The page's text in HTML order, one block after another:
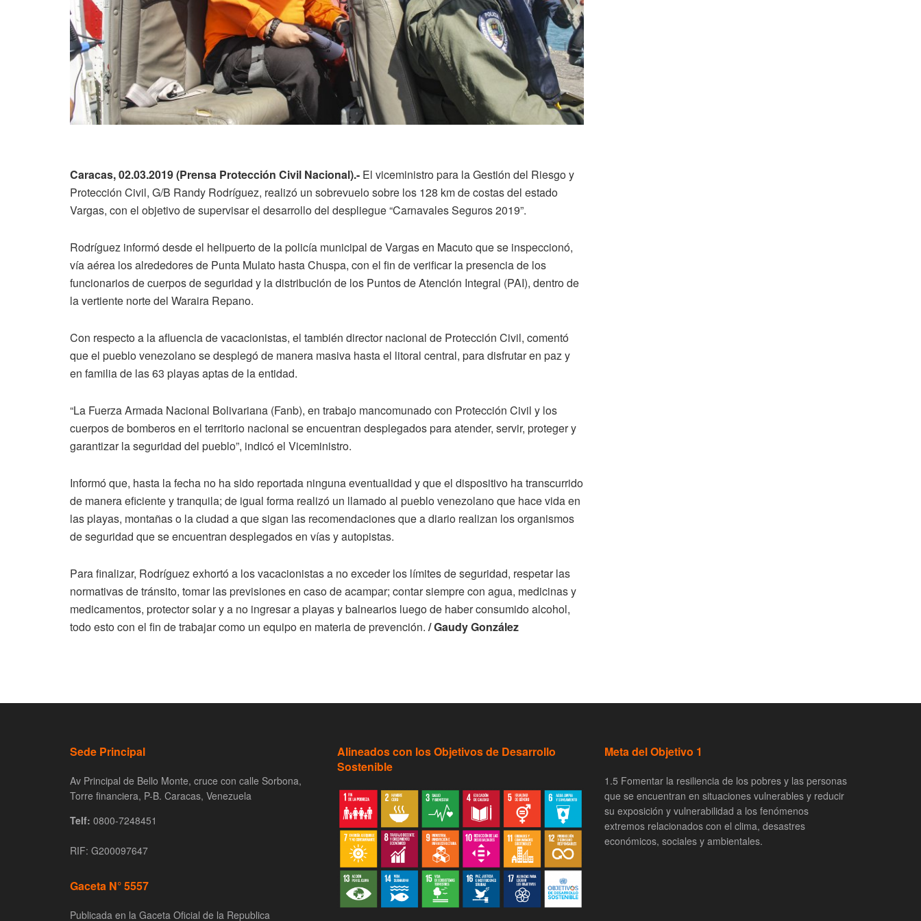
Caracas, 02.03.2019 (Prensa Protección Civil Nacional).- El viceministro para la Gestión del Riesgo y
Protección Civil, G/B Randy Rodríguez, realizó un sobrevuelo sobre los 128 km de costas del estado
Vargas, con el objetivo de supervisar el desarrollo del despliegue “Carnavales Seguros 2019”.
Rodríguez informó desde el helipuerto de la policía municipal de Vargas en Macuto que se inspeccionó,
vía aérea los alrededores de Punta Mulato hasta Chuspa, con el fin de verificar la presencia de los
funcionarios de cuerpos de seguridad y la distribución de los Puntos de Atención Integral (PAI), dentro de
la vertiente norte del Waraira Repano.
Con respecto a la afluencia de vacacionistas, el también director nacional de Protección Civil, comentó
que el pueblo venezolano se desplegó de manera masiva hasta el litoral central, para disfrutar en paz y
en familia de las 63 playas aptas de la entidad.
“La Fuerza Armada Nacional Bolivariana (Fanb), en trabajo mancomunado con Protección Civil y los
cuerpos de bomberos en el territorio nacional se encuentran desplegados para atender, servir, proteger y
garantizar la seguridad del pueblo”, indicó el Viceministro.
Informó que, hasta la fecha no ha sido reportada ninguna eventualidad y que el dispositivo ha transcurrido
de manera eficiente y tranquila; de igual forma realizó un llamado al pueblo venezolano que hace vida en
las playas, montañas o la ciudad a que sigan las recomendaciones que a diario realizan los organismos
de seguridad que se encuentran desplegados en vías y autopistas.
Para finalizar, Rodríguez exhortó a los vacacionistas a no exceder los límites de seguridad, respetar las
normativas de tránsito, tomar las previsiones en caso de acampar; contar siempre con agua, medicinas y
medicamentos, protector solar y a no ingresar a playas y balnearios luego de haber consumido alcohol,
todo esto con el fin de trabajar como un equipo en materia de prevención. / Gaudy González
Sede Principal
Av Principal de Bello Monte, cruce con calle Sorbona,
Torre financiera, P-B. Caracas, Venezuela
Telf: 0800-7248451
RIF: G200097647
Gaceta N° 5557
Publicada en la Gaceta Oficial de la Republica
Alineados con los Objetivos de Desarrollo
Sostenible
Meta del Objetivo 1
1.5 Fomentar la resiliencia de los pobres y las personas
que se encuentran en situaciones vulnerables y reducir
su exposición y vulnerabilidad a los fenómenos
extremos relacionados con el clima, desastres
económicos, sociales y ambientales.